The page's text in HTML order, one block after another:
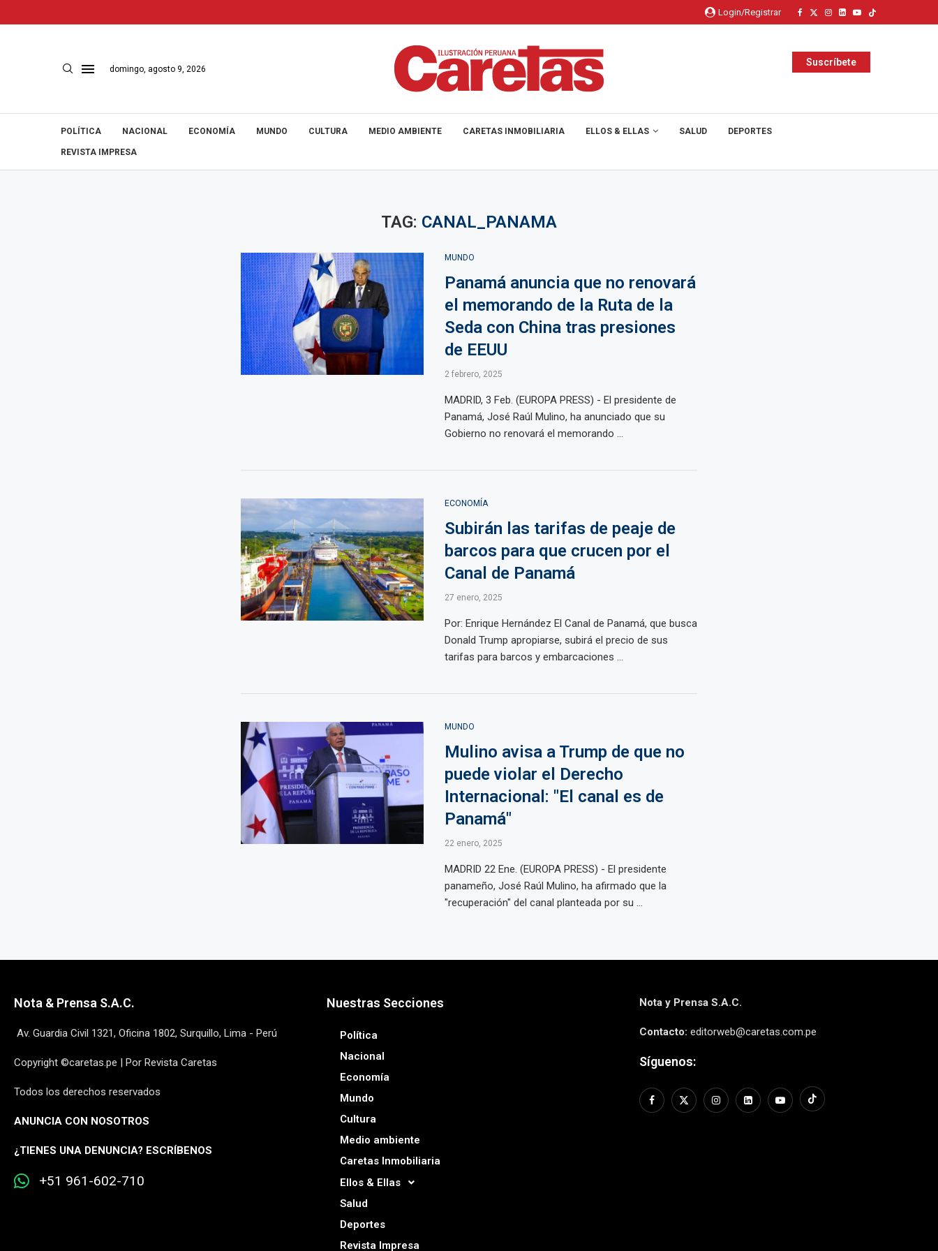
Login/Registrar
domingo, agosto 9, 2026
Suscríbete
POLÍTICA NACIONAL ECONOMÍA MUNDO CULTURA MEDIO AMBIENTE CARETAS INMOBILIARIA ELLOS & ELLAS SALUD DEPORTES
REVISTA IMPRESA
TAG: CANAL_PANAMA
MUNDO
Panamá anuncia que no renovará
el memorando de la Ruta de la
Seda con China tras presiones
de EEUU
2 febrero, 2025
MADRID, 3 Feb. (EUROPA PRESS) - El presidente de
Panamá, José Raúl Mulino, ha anunciado que su
Gobierno no renovará el memorando ...
ECONOMÍA
Subirán las tarifas de peaje de
barcos para que crucen por el
Canal de Panamá
27 enero, 2025
Por: Enrique Hernández El Canal de Panamá, que busca
Donald Trump apropiarse, subirá el precio de sus
tarifas para barcos y embarcaciones ...
MUNDO
Mulino avisa a Trump de que no
puede violar el Derecho
Internacional: "El canal es de
Panamá"
22 enero, 2025
MADRID 22 Ene. (EUROPA PRESS) - El presidente
panameño, José Raúl Mulino, ha afirmado que la
"recuperación" del canal planteada por su ...
Nota & Prensa S.A.C.
Av. Guardia Civil 1321, Oficina 1802, Surquillo, Lima - Perú
Copyright ©caretas.pe | Por Revista Caretas
Todos los derechos reservados
ANUNCIA CON NOSOTROS
¿TIENES UNA DENUNCIA? ESCRÍBENOS
+51 961-602-710
Nuestras Secciones
Política
Nacional
Economía
Mundo
Cultura
Medio ambiente
Caretas Inmobiliaria
Ellos & Ellas
Salud
Deportes
Revista Impresa
Nota y Prensa S.A.C.
Contacto: editorweb@caretas.com.pe
Síguenos: